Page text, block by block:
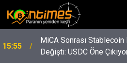
15:55
MiCA Sonrası
Değişti: USDC Öne